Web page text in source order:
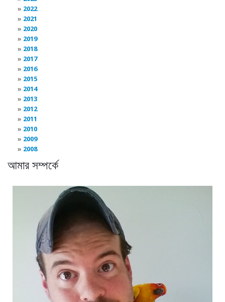
2022
2021
2020
2019
2018
2017
2016
2015
2014
2013
2012
2011
2010
2009
2008
আমার সম্পর্কে